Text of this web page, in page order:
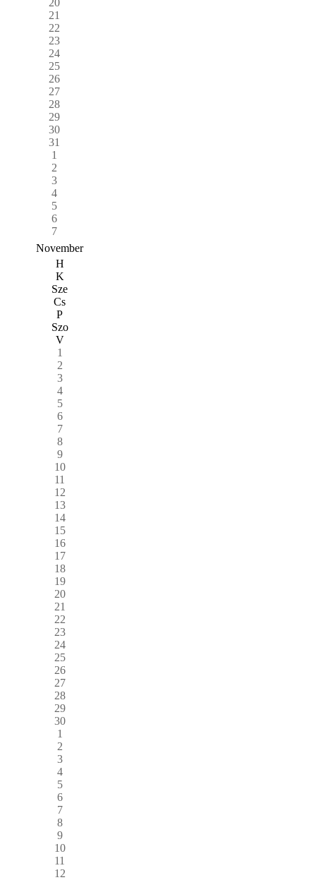
21
22
23
24
25
26
27
28
29
30
31
1
2
3
4
5
6
7
November
H
K
Sze
Cs
P
Szo
V
1
2
3
4
5
6
7
8
9
10
11
12
13
14
15
16
17
18
19
20
21
22
23
24
25
26
27
28
29
30
1
2
3
4
5
6
7
8
9
10
11
12